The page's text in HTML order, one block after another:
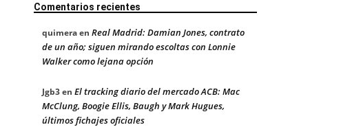
Comentarios recientes
quimeraen Real Madrid: Damian Jones, contrato
de un año; siguen mirando escoltas con Lonnie
Walker como lejana opción
Jgb3en El tracking diario del mercado ACB: Mac
McClung, Boogie Ellis, Baugh y Mark Hugues,
últimos fichajes oficiales